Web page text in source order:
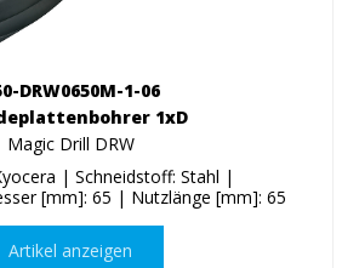
DRW0650M-1-06
1xD
Magic Drill DRW
| Schneidstoff: Stahl |
[mm]: 65 | Nutzlänge [mm]: 65
Artikel anzeigen